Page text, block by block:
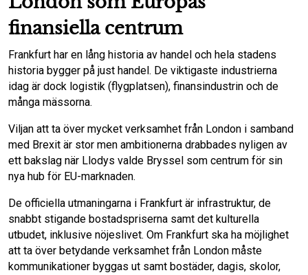
finansiella centrum
Frankfurt har en lång historia av handel och hela stadens
historia bygger på just handel. De viktigaste industrierna
idag är dock logistik (flygplatsen), finansindustrin och de
många mässorna.
Viljan att ta över mycket verksamhet från London i samband
med Brexit är stor men ambitionerna drabbades nyligen av
ett bakslag när Llodys valde Bryssel som centrum för sin
nya hub för EU-marknaden.
De officiella utmaningarna i Frankfurt är infrastruktur, de
snabbt stigande bostadspriserna samt det kulturella
utbudet, inklusive nöjeslivet. Om Frankfurt ska ha möjlighet
att ta över betydande verksamhet från London måste
kommunikationer byggas ut samt bostäder, dagis, skolor,